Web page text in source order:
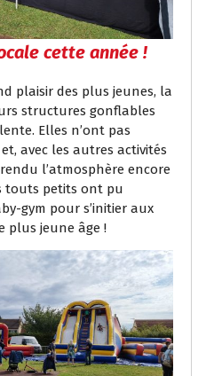
cette année !
plaisir des plus jeunes, la
structures gonflables
Elles n’ont pas
avec les autres activités
l’atmosphère encore
touts petits ont pu
gym pour s’initier aux
plus jeune âge !